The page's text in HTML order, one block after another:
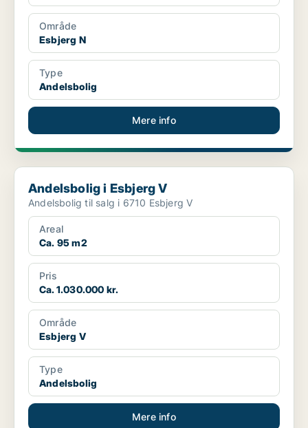
Område
Esbjerg N
Type
Andelsbolig
Mere info
Andelsbolig i Esbjerg V
Andelsbolig i Esbjerg V
Andelsbolig til salg i 6710 Esbjerg V
Areal
Ca. 95 m2
Pris
Ca. 1.030.000 kr.
Område
Esbjerg V
Type
Andelsbolig
Mere info